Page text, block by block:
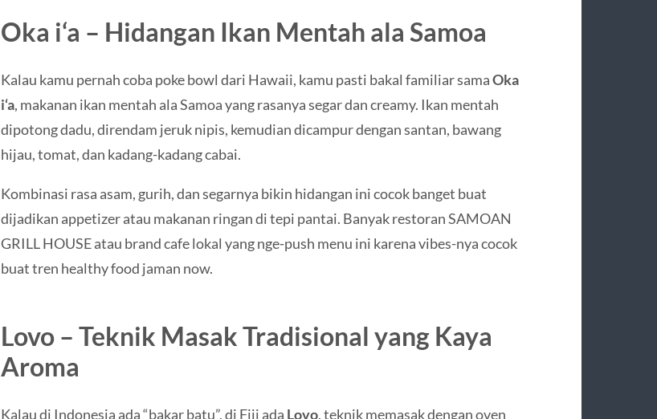
Oka i‘a – Hidangan Ikan Mentah ala Samoa
Kalau kamu pernah coba poke bowl dari Hawaii, kamu pasti bakal familiar samaOka
i‘a, makanan ikan mentah ala Samoa yang rasanya segar dan creamy. Ikan mentah
dipotong dadu, direndam jeruk nipis, kemudian dicampur dengan santan, bawang
hijau, tomat, dan kadang-kadang cabai.
Kombinasi rasa asam, gurih, dan segarnya bikin hidangan ini cocok banget buat
dijadikan appetizer atau makanan ringan di tepi pantai. Banyak restoran SAMOAN
GRILL HOUSE atau brand cafe lokal yang nge‐push menu ini karena vibes-nya cocok
buat tren healthy food jaman now.
Lovo – Teknik Masak Tradisional yang Kaya
Aroma
Kalau di Indonesia ada “bakar batu”, di Fiji ada Lovo, teknik memasak dengan oven